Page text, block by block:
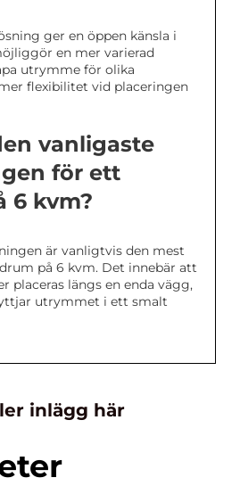
ger en öppen känsla i
en mer varierad
utrymme för olika
flexibilitet vid placeringen
vanligaste
för ett
6 kvm?
är vanligtvis den mest
på 6 kvm. Det innebär att
placeras längs en enda vägg,
utrymmet i ett smalt
inlägg här